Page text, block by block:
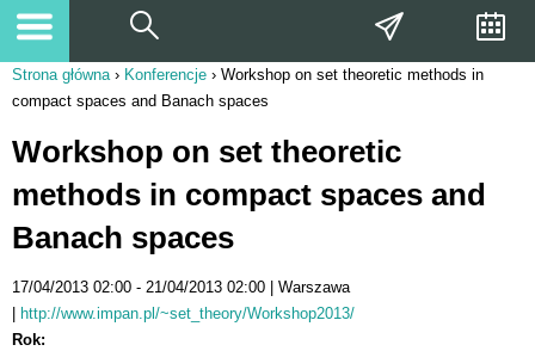
Jesteś tutaj
Strona główna› Konferencje › Workshop on set theoretic methods in
compact spaces and Banach spaces
Workshop on set theoretic
methods in compact spaces and
Banach spaces
17/04/2013 02:00 21/04/2013 02:00
Warszawa
http://www.impan.pl/~set_theory/Workshop2013/
Rok: